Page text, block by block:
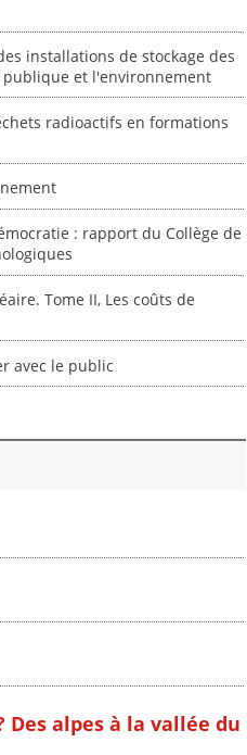
installations de stockage des
et l'environnement
radioactifs en formations
: rapport du Collège de
Tome II, Les coûts de
avec le public
alpes à la vallée du